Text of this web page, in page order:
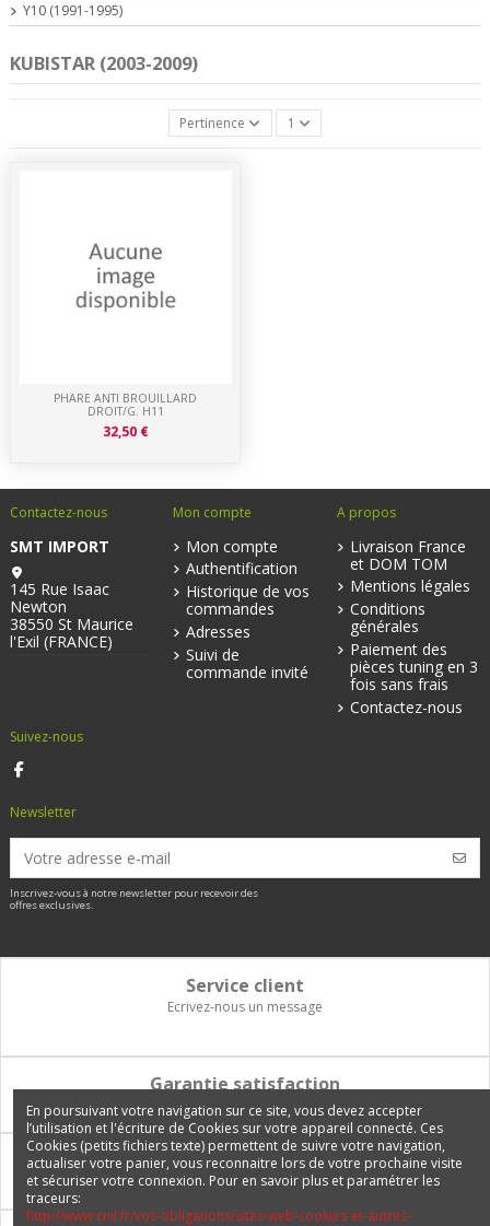
KUBISTAR (2003-2009)
Pertinence 1
PHARE ANTI BROUILLARD
DROIT/G. H11
32,50 €
Y10 (1991-1995)
Contactez-nous
SMT IMPORT
145 Rue Isaac
Newton
38550 St Maurice
l'Exil (FRANCE)
Mon compte
Mon compte
Authentification
Historique de vos
commandes
Adresses
Suivi de
commande invité
A propos
Livraison France
et DOM TOM
Mentions légales
Conditions
générales
Paiement des
pièces tuning en 3
fois sans frais
Contactez-nous
Suivez-nous
Newsletter
Inscrivez-vous à notre newsletter pour recevoir des
offres exclusives.
Service client
Ecrivez-nous un message
Garantie satisfaction
Vous disposez de 14 jours pour changer d'avis et être remboursé
Paiement 100% sécurisé
Carte bancaire, PayPal, 3 fois sans frais, virement bancaire
En poursuivant votre navigation sur ce site, vous devez accepter
l’utilisation et l'écriture de Cookies sur votre appareil connecté. Ces
Cookies (petits fichiers texte) permettent de suivre votre navigation,
actualiser votre panier, vous reconnaitre lors de votre prochaine visite
et sécuriser votre connexion. Pour en savoir plus et paramétrer les
traceurs:
http://www.cnil.fr/vos-obligations/sites-web-cookies-et-autres-